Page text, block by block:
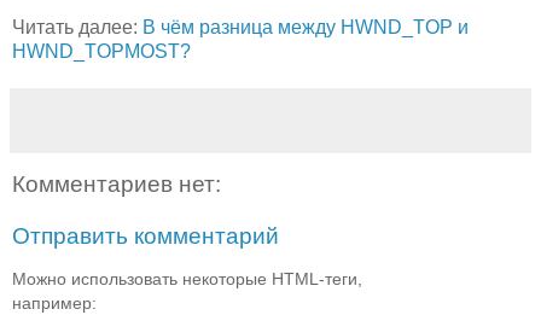
Читать далее: В чём разница между HWND_TOP и
HWND_TOPMOST?
Комментариев нет:
Отправить комментарий
Можно использовать некоторые HTML-теги,
например: